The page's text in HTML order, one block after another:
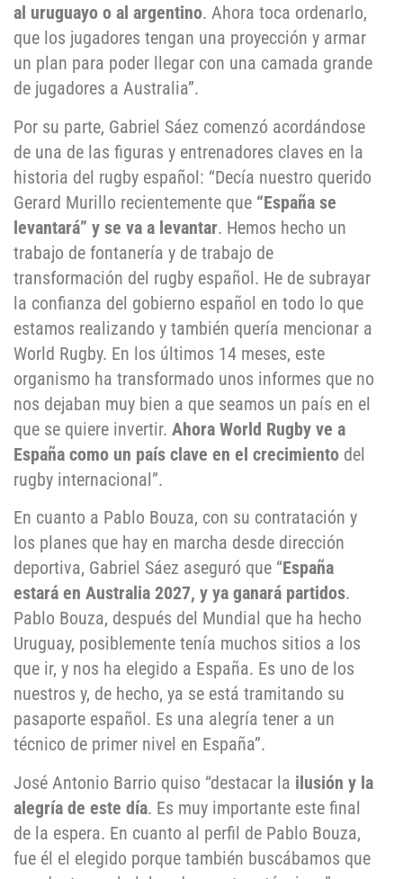
al uruguayo o al argentino. Ahora toca ordenarlo,
que los jugadores tengan una proyección y armar
un plan para poder llegar con una camada grande
de jugadores a Australia”.
Por su parte, Gabriel Sáez comenzó acordándose
de una de las figuras y entrenadores claves en la
historia del rugby español: “Decía nuestro querido
Gerard Murillo recientemente que “España se
levantará” y se va a levantar. Hemos hecho un
trabajo de fontanería y de trabajo de
transformación del rugby español. He de subrayar
la confianza del gobierno español en todo lo que
estamos realizando y también quería mencionar a
World Rugby. En los últimos 14 meses, este
organismo ha transformado unos informes que no
nos dejaban muy bien a que seamos un país en el
que se quiere invertir. Ahora World Rugby ve a
España como un país clave en el crecimiento del
rugby internacional”.
En cuanto a Pablo Bouza, con su contratación y
los planes que hay en marcha desde dirección
deportiva, Gabriel Sáez aseguró que “España
estará en Australia 2027, y ya ganará partidos.
Pablo Bouza, después del Mundial que ha hecho
Uruguay, posiblemente tenía muchos sitios a los
que ir, y nos ha elegido a España. Es uno de los
nuestros y, de hecho, ya se está tramitando su
pasaporte español. Es una alegría tener a un
técnico de primer nivel en España”.
José Antonio Barrio quiso “destacar la ilusión y la
alegría de este día. Es muy importante este final
de la espera. En cuanto al perfil de Pablo Bouza,
fue él el elegido porque también buscábamos que